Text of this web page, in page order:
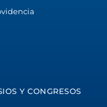
Y CONGRESOS